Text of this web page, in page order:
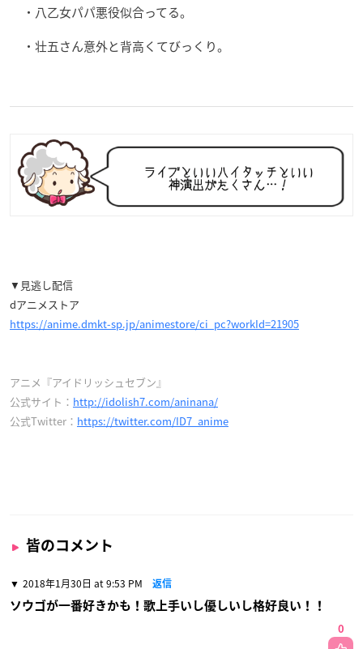
・八乙女パパ悪役似合ってる。
・壮五さん意外と背高くてびっくり。
▼見逃し配信
dアニメストア
https://anime.dmkt-sp.jp/animestore/ci_pc?workId=21905
アニメ『アイドリッシュセブン』
公式サイト： http://idolish7.com/aninana/
公式Twitter： https://twitter.com/ID7_anime
皆のコメント
2018年1月30日 at 9:53 PM 返信
ソウゴが一番好きかも！歌上手いし優しいし格好良い！！
0